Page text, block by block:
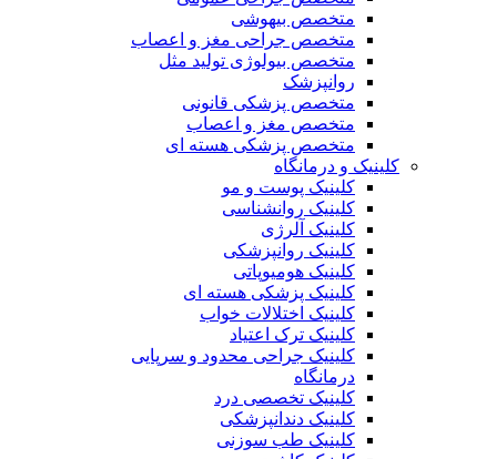
متخصص بیهوشی
متخصص جراحی مغز و اعصاب
متخصص بیولوژی تولید مثل
روانپزشک
متخصص پزشکی قانونی
متخصص مغز و اعصاب
متخصص پزشکی هسته ای
کلینیک و درمانگاه
کلینیک پوست و مو
کلینیک روانشناسی
کلینیک آلرژی
کلینیک روانپزشکی
کلینیک هومیوپاتی
کلینیک پزشکی هسته ای
کلینیک اختلالات خواب
کلینیک ترک اعتیاد
کلینیک جراحی محدود و سرپایی
درمانگاه
کلینیک تخصصی درد
کلینیک دندانپزشکی
کلینیک طب سوزنی